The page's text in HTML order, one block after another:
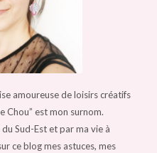
amoureuse de loisirs créatifs
Chou” est mon surnom.
Sud-Est et par ma vie à
ce blog mes astuces, mes